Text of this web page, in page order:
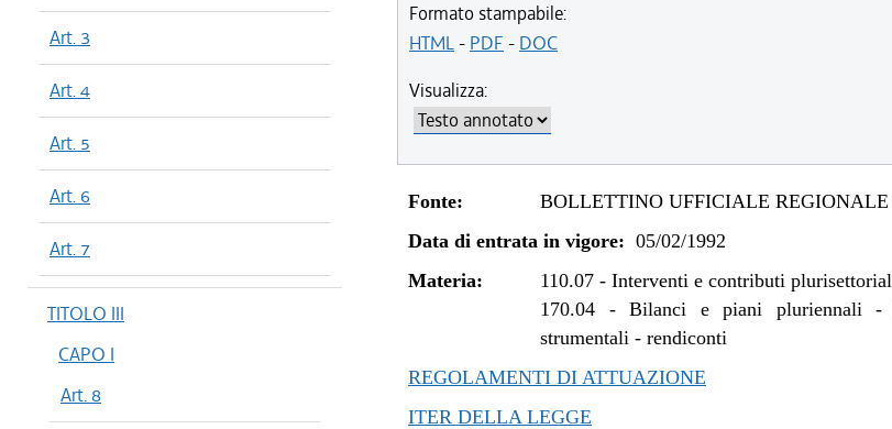
Art. 3
Art. 4
Art. 5
Art. 6
Art. 7
TITOLO III
CAPO I
Art. 8
Formato stampabile:
HTML- PDF - DOC
Visualizza:
Fonte:
BOLLETTINO UFFICIALE REGIONALE
Data di entrata in vigore: 05/02/1992
Materia:
110.07 -Interventi e contributi
170.04 -Bilanci e piani pluriennali -
strumentali - rendiconti
REGOLAMENTI DI ATTUAZIONE
ITER DELLA LEGGE